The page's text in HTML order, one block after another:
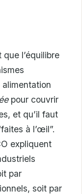
que l’équilibre
alimentation
pour couvrir
et qu’il faut
à l’œil”.
expliquent
par
soit par